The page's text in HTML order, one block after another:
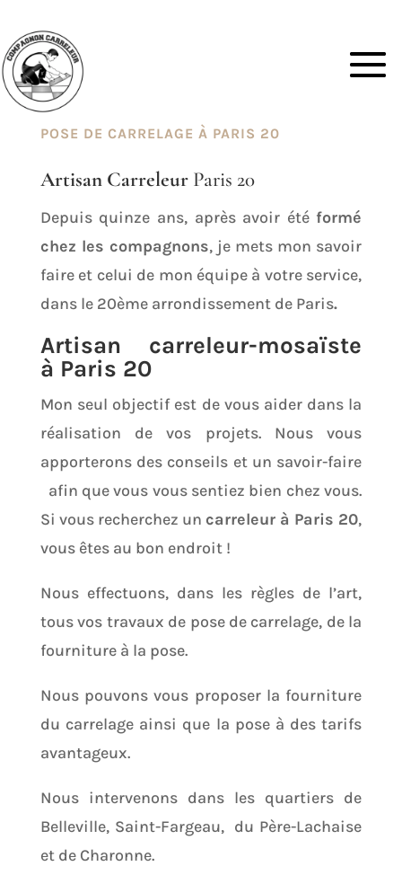
POSE DE CARRELAGE À PARIS 20
Artisan Carreleur Paris 20
Depuis quinze ans, après avoir été formé
chez les compagnons, je mets mon savoir
faire et celui de mon équipe à votre service,
dans le 20ème arrondissement de Paris.
Artisan carreleur-mosaïste
à Paris 20
Mon seul objectif est de vous aider dans la
réalisation de vos projets. Nous vous
apporterons des conseils et un savoir-faire
afin que vous vous sentiez bien chez vous.
Si vous recherchez un carreleur à Paris 20,
vous êtes au bon endroit !
Nous effectuons, dans les règles de l’art,
tous vos travaux de pose de carrelage, de la
fourniture à la pose.
Nous pouvons vous proposer la fourniture
du carrelage ainsi que la pose à des tarifs
avantageux.
Nous intervenons dans les quartiers de
Belleville, Saint-Fargeau, du Père-Lachaise
et de Charonne.